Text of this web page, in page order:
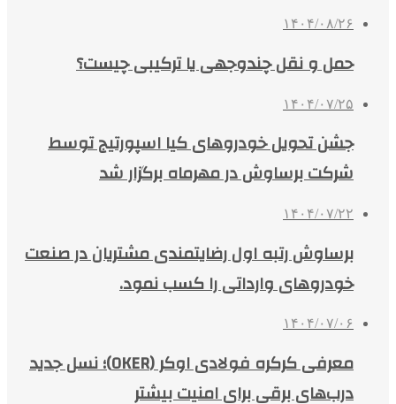
۱۴۰۴/۰۸/۲۶
حمل و نقل چندوجهی یا ترکیبی چیست؟
۱۴۰۴/۰۷/۲۵
جشن تحویل خودروهای کیا اسپورتیج توسط
شرکت برساوش در مهرماه برگزار شد
۱۴۰۴/۰۷/۲۲
برساوش رتبه اول رضایتمندی مشتریان در صنعت
خودروهای وارداتی را کسب نمود.
۱۴۰۴/۰۷/۰۶
معرفی کرکره فولادی اوکر (OKER)؛ نسل جدید
درب‌های برقی برای امنیت بیشتر